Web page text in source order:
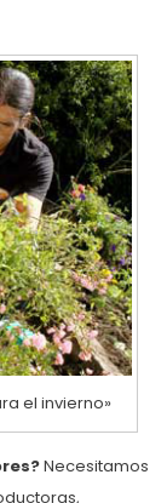
el invierno»
Necesitamos